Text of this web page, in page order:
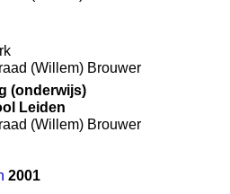
(Willem) Brouwer
(onderwijs)
Leiden
(Willem) Brouwer
2001